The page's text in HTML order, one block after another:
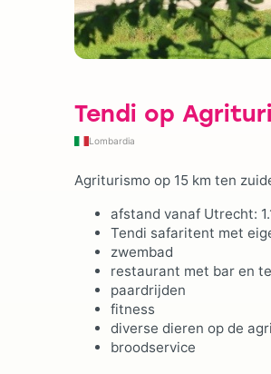
Tendi op
Lombardia
Agriturismo op 15 km ten
afstand vanaf Utrecht:
Tendi safaritent met
zwembad
restaurant met bar en
paardrijden
fitness
diverse dieren op de
broodservice